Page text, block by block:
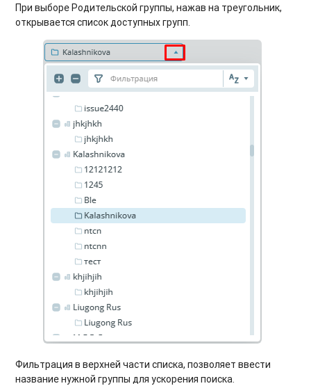
При выборе Родительской группы, нажав на треугольник,
открывается список доступных групп.
Фильтрация в верхней части списка, позволяет ввести
название нужной группы для ускорения поиска.